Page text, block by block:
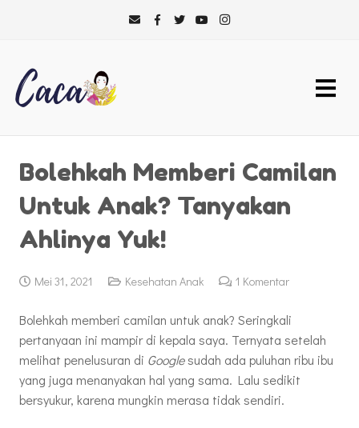
Bolehkah Memberi Camilan
Untuk Anak? Tanyakan
Ahlinya Yuk!
Mei 31, 2021 Kesehatan Anak 1 Komentar
Bolehkah memberi camilan untuk anak? Seringkali
pertanyaan ini mampir di kepala saya. Ternyata setelah
melihat penelusuran di Googlesudah ada puluhan ribu ibu
yang juga menanyakan hal yang sama. Lalu sedikit
bersyukur, karena mungkin merasa tidak sendiri.